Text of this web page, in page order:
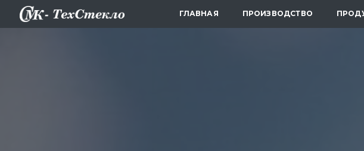
ГЛАВНАЯ ПРОИЗВОДСТВО